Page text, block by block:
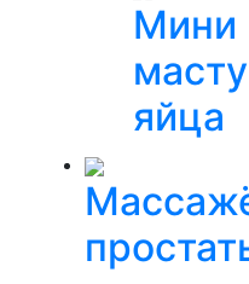
Мини
яйца